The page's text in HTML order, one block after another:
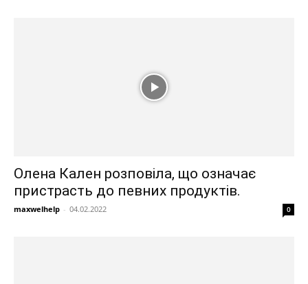
Олена Кален розповіла, що означає
пристрасть до певних продуктів.
maxwelhelp - 04.02.2022 0